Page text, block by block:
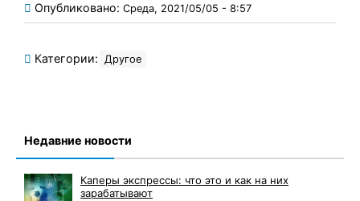
Опубликовано: Среда, 2021/05/05 - 8:57
Категории: Другое
Недавние новости
Каперы экспрессы: что это и как на них
зарабатывают